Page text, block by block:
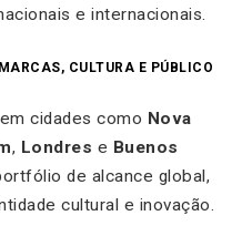
e internacionais.
CULTURA E PÚBLICO
cidades como Nova
, Londres e Buenos
de alcance global,
cultural e inovação.